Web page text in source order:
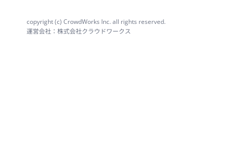
copyright (c) CrowdWorks Inc. all rights reserved.
運営会社：株式会社クラウドワークス